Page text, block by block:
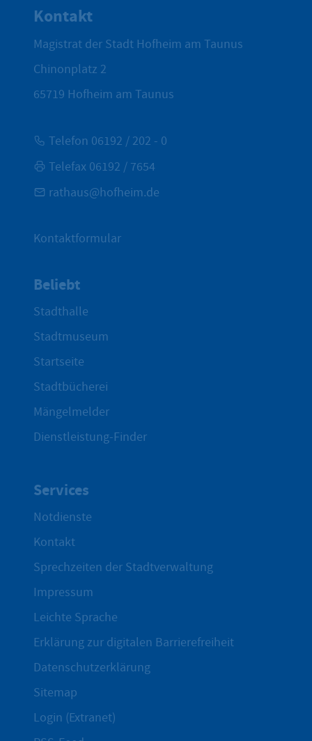
Kontakt
Magistrat der Stadt Hofheim am Taunus
Chinonplatz 2
65719 Hofheim am Taunus
Telefon 06192 / 202 - 0
Telefax 06192 / 7654
rathaus@hofheim.de
Kontaktformular
Beliebt
Stadthalle
Stadtmuseum
Startseite
Stadtbücherei
Mängelmelder
Dienstleistung-Finder
Services
Notdienste
Kontakt
Sprechzeiten der Stadtverwaltung
Impressum
Leichte Sprache
Erklärung zur digitalen Barrierefreiheit
Datenschutzerklärung
Sitemap
Login (Extranet)